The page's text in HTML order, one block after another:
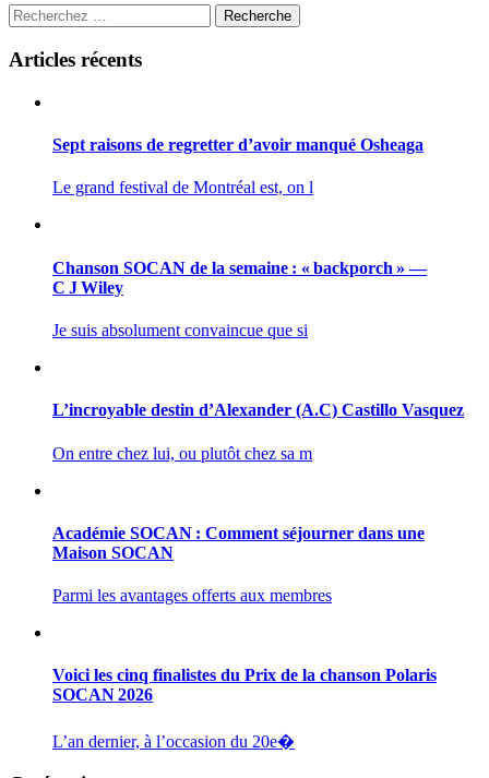
Recherche
Articles récents
Sept raisons de regretter d’avoir manqué Osheaga
Le grand festival de Montréal est, on l
Chanson SOCAN de la semaine : « backporch » —
C J Wiley
Je suis absolument convaincue que si
L’incroyable destin d’Alexander (A.C) Castillo Vasquez
On entre chez lui, ou plutôt chez sa m
Académie SOCAN : Comment séjourner dans une
Maison SOCAN
Parmi les avantages offerts aux membres
Voici les cinq finalistes du Prix de la chanson Polaris
SOCAN 2026
L’an dernier, à l’occasion du 20e�